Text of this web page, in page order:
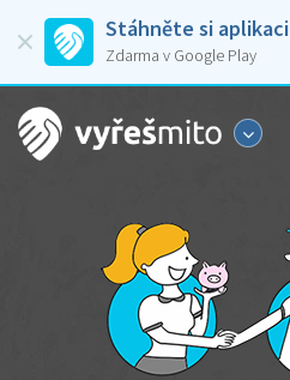
Stáhněte si aplikaci
Zdarma v Google Play